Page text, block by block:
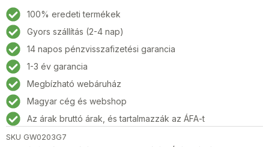
100% eredeti termékek
Gyors szállítás (2-4 nap)
14 napos pénzvisszafizetési garancia
1-3 év garancia
Megbízható webáruház
Magyar cég és webshop
Az árak bruttó árak, és tartalmazzák az ÁFA-t
SKU GW0203G7